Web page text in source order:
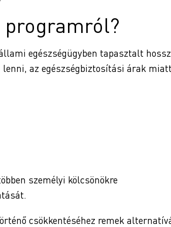
egészségügyben tapasztalt
az egészségbiztosítási árak miatt
személyi kölcsönökre
csökkentéséhez remek